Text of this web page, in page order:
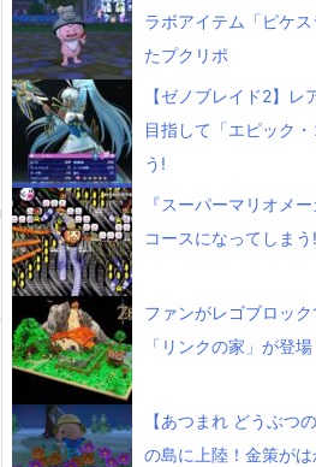
ラボアイテム「ピケ
たプクリポ
【ゼノブレイド2】
目指して「エピック
う!
『スーパーマリオメ
コースになってしまう!
ファンがレゴブロッ
「リンクの家」が登
【あつまれ どうぶつ
の島に上陸！金策が